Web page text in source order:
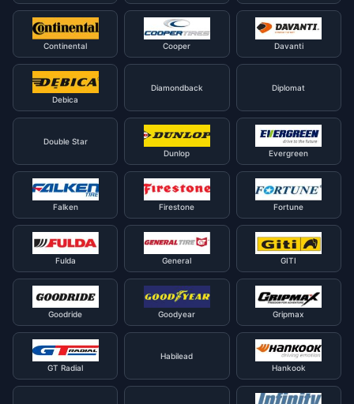
Continental Cooper Davanti
Debica
Diamondback Diplomat
Double Star
Dunlop
Evergreen
Falken Firestone Fortune
Fulda General GITI
Goodride Goodyear Gripmax
GT Radial
Habilead
Hankook